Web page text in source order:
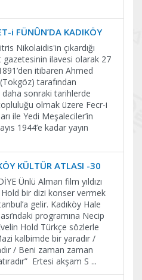
i FÜNÛN’DA KADIKÖY
Nikolaidis'in çıkardığı
gazetesinin ilavesi olarak 27
itibaren Ahmed
tarafından
sonraki tarihlerde
olmak üzere Fecr-i
ile Yedi Meşaleciler’in
1944’e kadar yayın
KÜLTÜR ATLASI -30
Ünlü Alman film yıldızı
Hold bir dizi konser vermek
gelir. Kadıköy Hale
programına Necip
Hold Türkçe sözlerle
kalbimde bir yaradır /
/ Beni zaman zaman
Ertesi akşam S ...